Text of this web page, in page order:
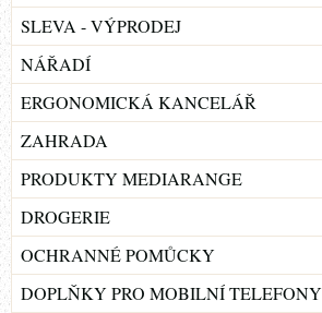
SLEVA - VÝPRODEJ
NÁŘADÍ
ERGONOMICKÁ KANCELÁŘ
ZAHRADA
PRODUKTY MEDIARANGE
DROGERIE
OCHRANNÉ POMŮCKY
DOPLŇKY PRO MOBILNÍ TELEFONY